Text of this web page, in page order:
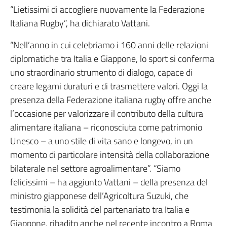
“Lietissimi di accogliere nuovamente la Federazione
Italiana Rugby”, ha dichiarato Vattani.
“Nell’anno in cui celebriamo i 160 anni delle relazioni
diplomatiche tra Italia e Giappone, lo sport si conferma
uno straordinario strumento di dialogo, capace di
creare legami duraturi e di trasmettere valori. Oggi la
presenza della Federazione italiana rugby offre anche
l’occasione per valorizzare il contributo della cultura
alimentare italiana – riconosciuta come patrimonio
Unesco – a uno stile di vita sano e longevo, in un
momento di particolare intensità della collaborazione
bilaterale nel settore agroalimentare”. “Siamo
felicissimi – ha aggiunto Vattani – della presenza del
ministro giapponese dell’Agricoltura Suzuki, che
testimonia la solidità del partenariato tra Italia e
Giappone, ribadito anche nel recente incontro a Roma